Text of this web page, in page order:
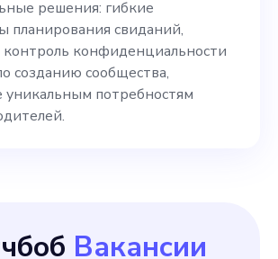
на решение
социальных
мы поощряем
решения: гибкие
планирования свиданий,
конфиденциальности
созданию сообщества,
потребностям
Вакансии